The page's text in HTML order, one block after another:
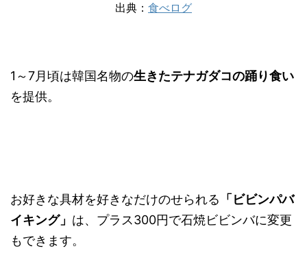
出典： 食べログ
1～7月頃は韓国名物の生きたテナガダコの踊り食い
を提供。
お好きな具材を好きなだけのせられる 「ビビンパバ
イキング」 は、プラス300円で石焼ビビンバに変更
もできます。